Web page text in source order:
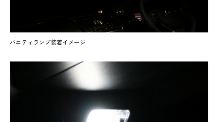
バニティランプ装着イメージ